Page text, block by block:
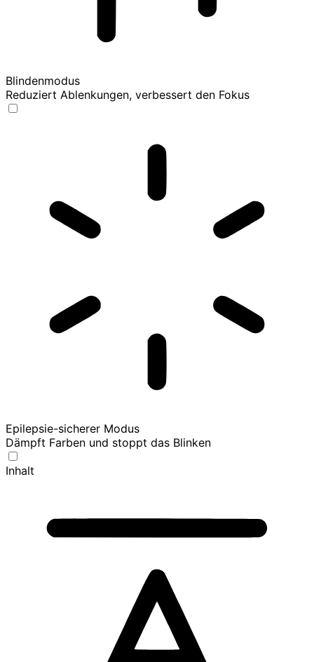
Blindenmodus
Reduziert Ablenkungen, verbessert den Fokus
Epilepsie-sicherer Modus
Dämpft Farben und stoppt das Blinken
Inhalt